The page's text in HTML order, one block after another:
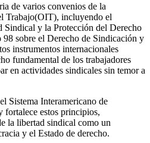
de varios convenios de la
Trabajo(OIT), incluyendo el
Sindical y la Protección del Derecho
sobre el Derecho de Sindicación y
instrumentos internacionales
fundamental de los trabajadores
en actividades sindicales sin temor a
Sistema Interamericano de
fortalece estos principios,
la libertad sindical como un
y el Estado de derecho.